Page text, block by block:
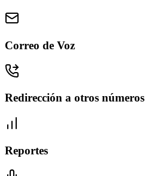
Correo de Voz
Redirección a otros números
Reportes